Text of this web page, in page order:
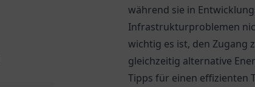
während sie in
Infrastrukturproblemen
wichtig es ist, den Zugang
gleichzeitig alternative
Tipps für einen effizienten